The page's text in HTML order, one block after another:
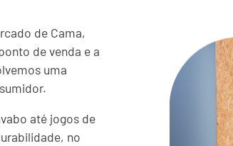
de Cama,
de venda e a
uma
até jogos de
no